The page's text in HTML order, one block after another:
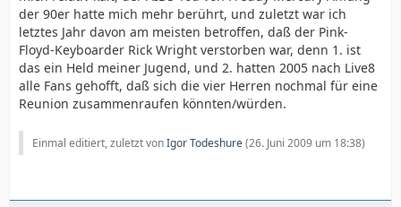
der 90er hatte mich mehr berührt, und zuletzt war ich
letztes Jahr davon am meisten betroffen, daß der Pink-
Floyd-Keyboarder Rick Wright verstorben war, denn 1. ist
das ein Held meiner Jugend, und 2. hatten 2005 nach Live8
alle Fans gehofft, daß sich die vier Herren nochmal für eine
Reunion zusammenraufen könnten/würden.
Einmal editiert, zuletzt vonIgor Todeshure(26. Juni 2009 um 18:38)